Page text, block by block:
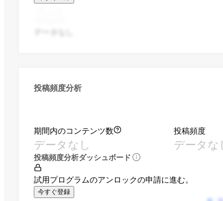
投稿頻度分析
期間内のコンテンツ数
データなし
投稿頻度
データな
投稿頻度分析ダッシュボード
試用プログラムのアンロックの申請に進む。
今すぐ登録